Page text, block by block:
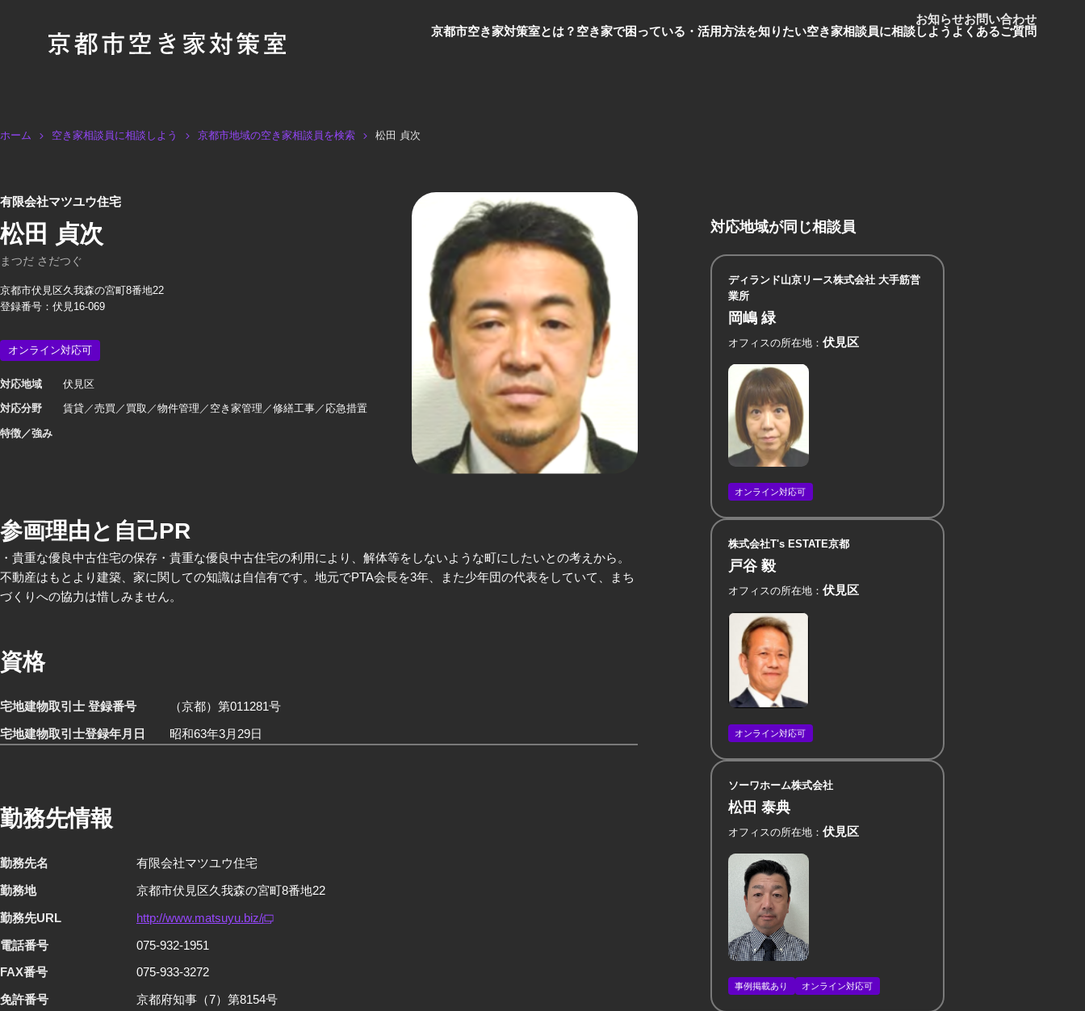
京都市空き家対策室とは？ 空き家で困っている・活用方法を知りたい空き家相談員に相談しよう よくあるご質問
お知らせお問い合わせ
ホーム 空き家相談員に相談しよう 京都市地域の空き家相談員を検索 松田 貞次
有限会社マツユウ住宅
松田 貞次
まつだ さだつぐ
京都市伏見区久我森の宮町8番地22
登録番号：伏見16-069
オンライン対応可
対応地域 伏見区
対応分野 賃貸 売買 買取 物件管理 空き家管理 修繕工事 応急措置
特徴／強み
参画理由と自己PR
・貴重な優良中古住宅の保存・貴重な優良中古住宅の利用により、解体等をしないような町にしたいとの考えから。
不動産はもとより建築、家に関しての知識は自信有です。地元でPTA会長を3年、また少年団の代表をしていて、まち
づくりへの協力は惜しみません。
資格
宅地建物取引士 登録番号
（京都）第011281号
宅地建物取引士登録年月日
昭和63年3月29日
勤務先情報
勤務先名
有限会社マツユウ住宅
勤務地
京都市伏見区久我森の宮町8番地22
勤務先URL
http://www.matsuyu.biz/
電話番号
075-932-1951
FAX番号
075-933-3272
免許番号
京都府知事（7）第8154号
対応地域が同じ相談員
ディランド山京リース株式会社 大手筋営
業所
岡嶋 緑
オフィスの所在地 伏見区
オンライン対応可
株式会社T's ESTATE京都
戸谷 毅
オフィスの所在地 伏見区
オンライン対応可
ソーワホーム株式会社
松田 泰典
オフィスの所在地 伏見区
事例掲載あり オンライン対応可